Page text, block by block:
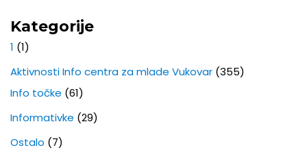
Kategorije
1 (1)
Aktivnosti Info centra za mlade Vukovar (355)
Info točke (61)
Informativke (29)
Ostalo (7)